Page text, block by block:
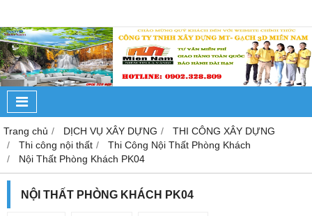
Trang chủ DỊCH VỤ XÂY DỰNG
THI CÔNG XÂY DỰNG
Thi công nội thất
Thi Công Nội Thất Phòng Khách
Nội Thất Phòng Khách PK04
NỘI THẤT PHÒNG KHÁCH PK04